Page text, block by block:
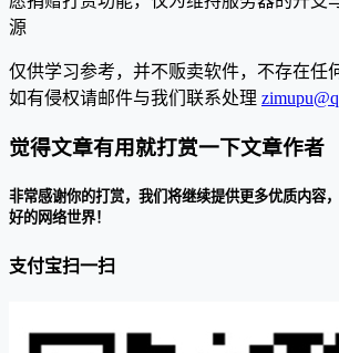
源
仅供学习参考，并不贩卖软件，不存在任
如有侵权请邮件与我们联系处理
觉得文章有用就打赏一下文章作者
非常感谢你的打赏，我们将继续提供更多优质内容
好的网络世界！
支付宝扫一扫